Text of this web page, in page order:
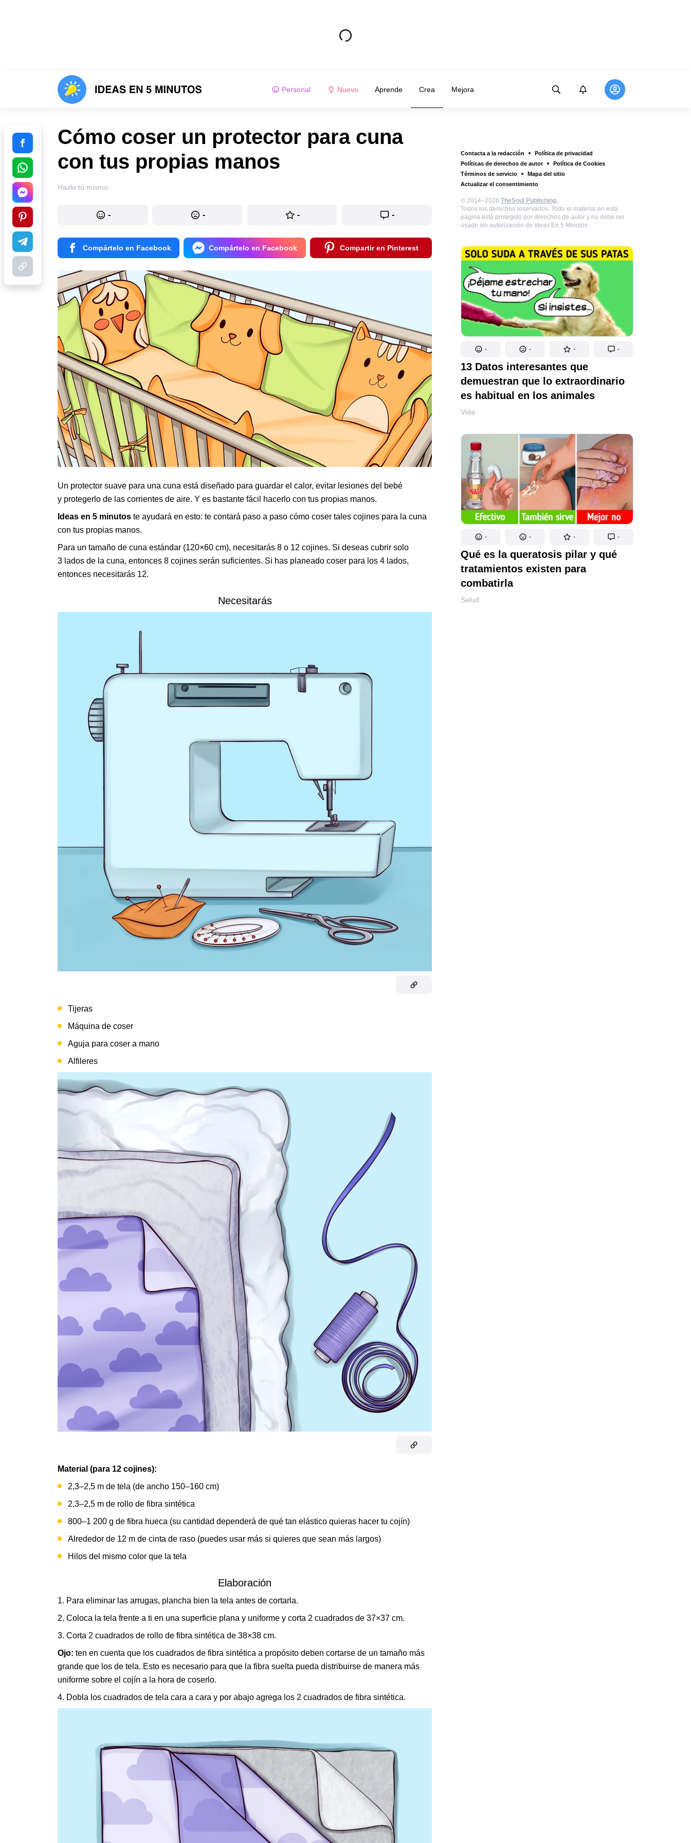
Personal Nuevo Aprende Crea Mejora
Contacta a la redacción
Política de privacidad
Políticas de derechos de autor
Política de Cookies
Términos de servicio
Mapa del sitio
Actualizar el consentimiento
© 2014–2026 TheSoul Publishing.
Todos los derechos reservados. Todo el material en esta
página está protegido por derechos de autor y no debe ser
usado sin autorización de Ideas En 5 Minutos
- - - -
13 Datos interesantes que
demuestran que lo extraordinario
es habitual en los animales
Vida
- - - -
Qué es la queratosis pilar y qué
tratamientos existen para
combatirla
Salud
Cómo coser un protector para cuna
con tus propias manos
Hazlo tú mismo
- - - -
Compártelo en Facebook Compártelo en Facebook Compartir en Pinterest
Un protector suave para una cuna está diseñado para guardar el calor, evitar lesiones del bebé
y protegerlo de las corrientes de aire. Y es bastante fácil hacerlo con tus propias manos.
Ideas en 5 minutos te ayudará en esto: te contará paso a paso cómo coser tales cojines para la cuna
con tus propias manos.
Para un tamaño de cuna estándar (120×60 cm), necesitarás 8 o 12 cojines. Si deseas cubrir solo
3 lados de la cuna, entonces 8 cojines serán suficientes. Si has planeado coser para los 4 lados,
entonces necesitarás 12.
Necesitarás
Tijeras
Máquina de coser
Aguja para coser a mano
Alfileres
Material (para 12 cojines):
2,3–2,5 m de tela (de ancho 150–160 cm)
2,3–2,5 m de rollo de fibra sintética
800–1 200 g de fibra hueca (su cantidad dependerá de qué tan elástico quieras hacer tu cojín)
Alrededor de 12 m de cinta de raso (puedes usar más si quieres que sean más largos)
Hilos del mismo color que la tela
Elaboración
1. Para eliminar las arrugas, plancha bien la tela antes de cortarla.
2. Coloca la tela frente a ti en una superficie plana y uniforme y corta 2 cuadrados de 37×37 cm.
3. Corta 2 cuadrados de rollo de fibra sintética de 38×38 cm.
Ojo: ten en cuenta que los cuadrados de fibra sintética a propósito deben cortarse de un tamaño más
grande que los de tela. Esto es necesario para que la fibra suelta pueda distribuirse de manera más
uniforme sobre el cojín a la hora de coserlo.
4. Dobla los cuadrados de tela cara a cara y por abajo agrega los 2 cuadrados de fibra sintética.